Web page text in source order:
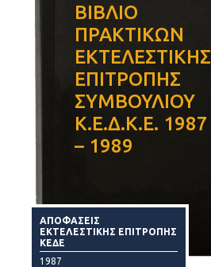
ΑΠΟΦΑΣΕΙΣ
ΕΚΤΕΛΕΣΤΙΚΗΣ ΕΠΙΤΡΟΠΗΣ
ΚΕΔΕ
1987
ΒΙΒΛΙΟ
ΠΡΑΚΤΙΚΩΝ
ΕΚΤΕΛΕΣΤΙΚΗΣ
ΕΠΙΤΡΟΠΗΣ
ΣΥΜΒΟΥΛΙΟΥ
Κ.Ε.Δ.Κ.Ε. 1987
– 1989